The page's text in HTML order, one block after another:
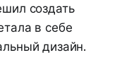
создать
в себе
дизайн.